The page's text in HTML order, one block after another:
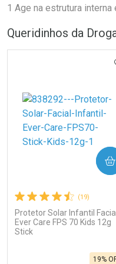
1 Age na estrutura interna
Queridinhos da
(19)
Protetor Solar Infantil Facial
Ever Care FPS 70 Kids 12g
Stick
19%
COMPRAR